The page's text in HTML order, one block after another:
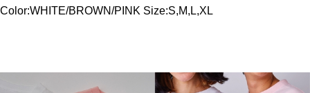
Color:WHITE/BROWN/PINK Size:S,M,L,XL